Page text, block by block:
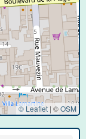
© Leaflet | ©OSM